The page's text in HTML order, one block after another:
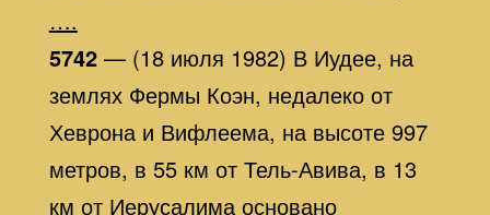
….
5742— (18 июля 1982) В Иудее, на
землях Фермы Коэн, недалеко от
Хеврона и Вифлеема, на высоте 997
метров, в 55 км от Тель-Авива, в 13
км от Иерусалима основано